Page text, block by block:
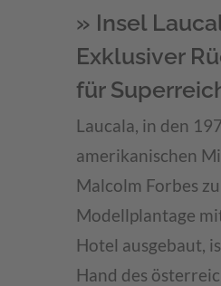
More
Usercentrics
» Insel
Exklusiver
für
Laucala, in den
amerikanischen
Malcolm Forbes
Modellplantage
Hotel ausgebaut,
Hand des